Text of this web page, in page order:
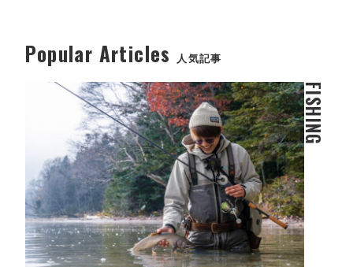
Popular Articles 人気記事
FISHING